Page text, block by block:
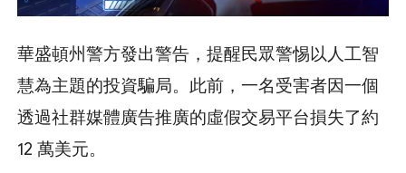
華盛頓州警方發出警告，提醒民眾警惕以人工智
慧為主題的投資騙局。此前，一名受害者因一個
透過社群媒體廣告推廣的虛假交易平台損失了約
12 萬美元。